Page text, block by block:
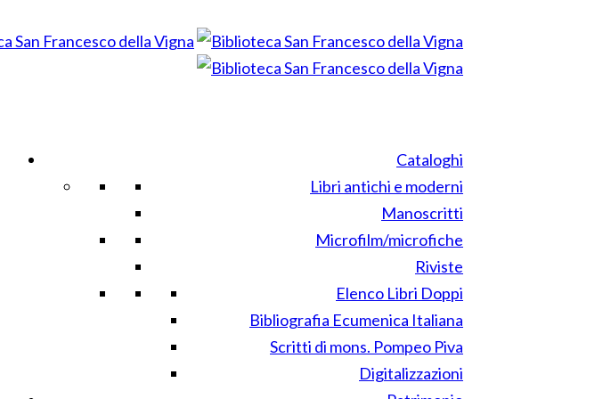
Cataloghi
Libri antichi e moderni
Manoscritti
Microfilm/microfiche
Riviste
Elenco Libri Doppi
Bibliografia Ecumenica Italiana
Scritti di mons. Pompeo Piva
Digitalizzazioni